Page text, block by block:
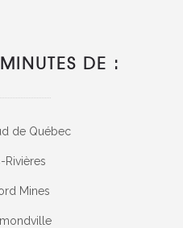
DE :
de Québec
Rivières
Mines